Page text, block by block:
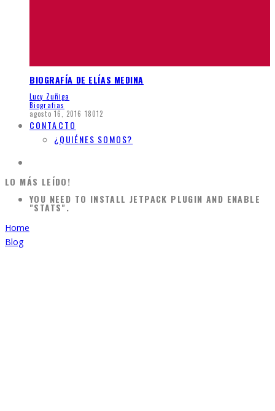
BIOGRAFÍA DE ELÍAS MEDINA
Lucy Zuñiga
Biografias
agosto 16, 2016 18012
CONTACTO
¿QUIÉNES SOMOS?
LO MÁS LEÍDO!
YOU NEED TO INSTALL JETPACK PLUGIN AND ENABLE
"STATS".
Home
Blog